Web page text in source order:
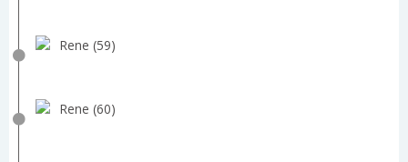
Rene (59)
Rene (60)